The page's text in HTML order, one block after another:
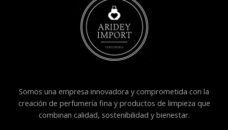
Somos una empresa innovadora y comprometida con la
creación de perfumería fina y productos de limpieza que
combinan calidad, sostenibilidad y bienestar.